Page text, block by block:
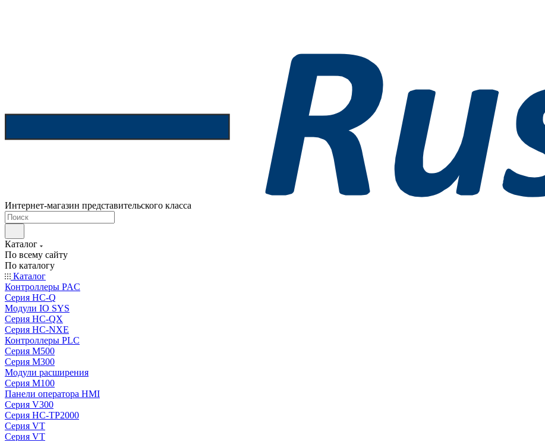
Интернет-магазин представительского класса
Каталог
По всему сайту
По каталогу
Каталог
Контроллеры PAC
Серия HC-Q
Модули IO SYS
Серия HC-QX
Серия HC-NXE
Контроллеры PLC
Серия M500
Серия M300
Модули расширения
Серия M100
Панели оператора HMI
Серия V300
Серия HC-TP2000
Серия VT
Серия VT